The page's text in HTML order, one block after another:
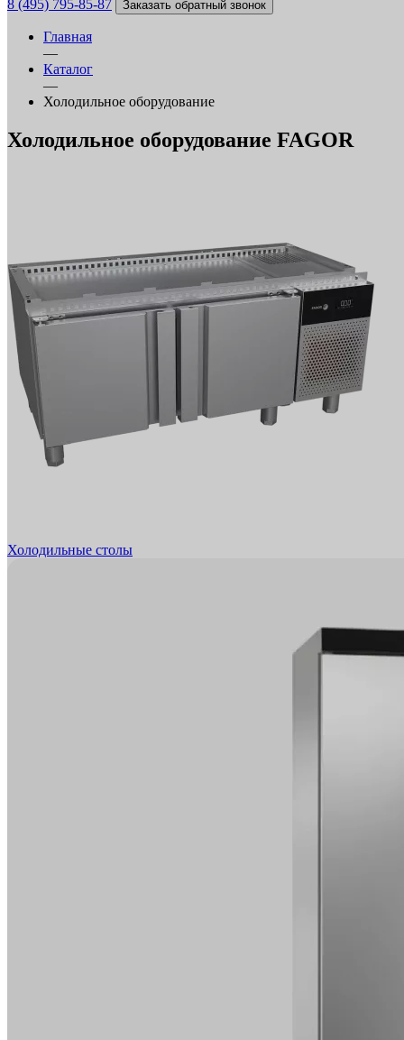
8 (495) 795-85-87 Заказать обратный звонок
Главная
—
Каталог
—
Холодильное оборудование
Холодильное оборудование FAGOR
Холодильные столы